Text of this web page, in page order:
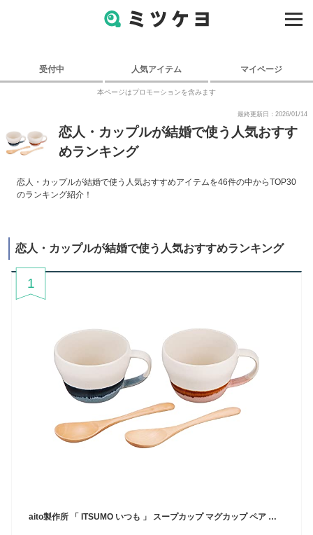
受付中 人気アイテム マイページ
本ページはプロモーションを含みます
最終更新日：2026/01/14
恋人・カップルが結婚で使う人気おすす
めランキング
恋人・カップルが結婚で使う人気おすすめアイテムを46件の中からTOP30
のランキング紹介！
恋人・カップルが結婚で使う人気おすすめランキング
1